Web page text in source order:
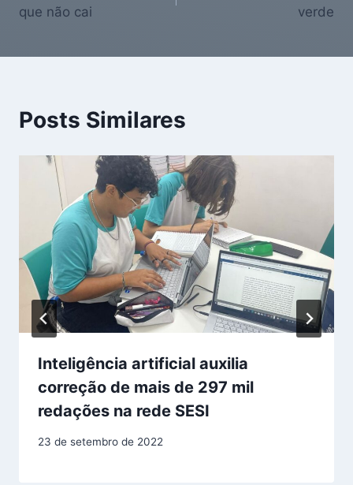
que não cai
verde
Posts Similares
Inteligência artificial auxilia
correção de mais de 297 mil
redações na rede SESI
23 de setembro de 2022